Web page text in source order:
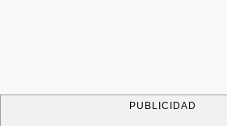
PUBLICIDAD